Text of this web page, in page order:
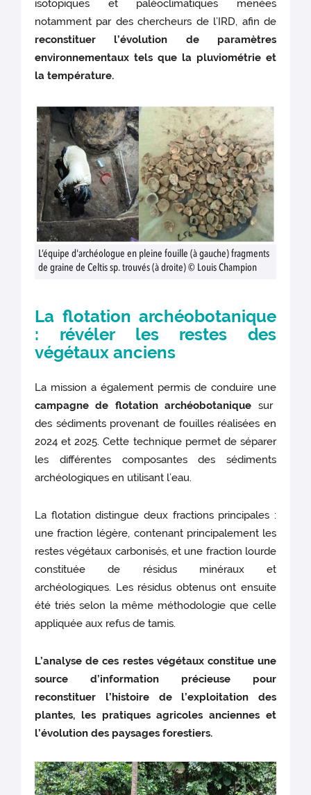
isotopiques et paléoclimatiques menées
notamment par des chercheurs de l’IRD, afin de
reconstituer l’évolution de paramètres
environnementaux tels que la pluviométrie et
la température.
L’équipe d'archéologue en pleine fouille (à gauche) fragments
de graine de Celtis sp. trouvés (à droite) © Louis Champion
La flotation archéobotanique
: révéler les restes des
végétaux anciens
La mission a également permis de conduire une
campagne de flotation archéobotanique sur
des sédiments provenant de fouilles réalisées en
2024 et 2025. Cette technique permet de séparer
les différentes composantes des sédiments
archéologiques en utilisant l’eau.
La flotation distingue deux fractions principales :
une fraction légère, contenant principalement les
restes végétaux carbonisés, et une fraction lourde
constituée de résidus minéraux et
archéologiques. Les résidus obtenus ont ensuite
été triés selon la même méthodologie que celle
appliquée aux refus de tamis.
L’analyse de ces restes végétaux constitue une
source d’information précieuse pour
reconstituer l’histoire de l’exploitation des
plantes, les pratiques agricoles anciennes et
l’évolution des paysages forestiers.